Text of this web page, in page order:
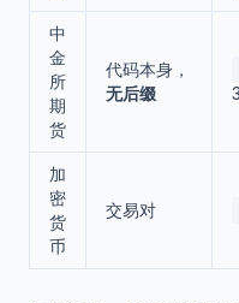
中
金
所
期
货
代码本身，
无后缀
加
密
货
币
交易对